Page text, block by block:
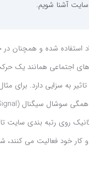
استفاده شده و همچنان
های اجتماعی همانند یک
به سزایی دارد. برای
روی رتبه بندی سایت
خود فعالیت می کنند،